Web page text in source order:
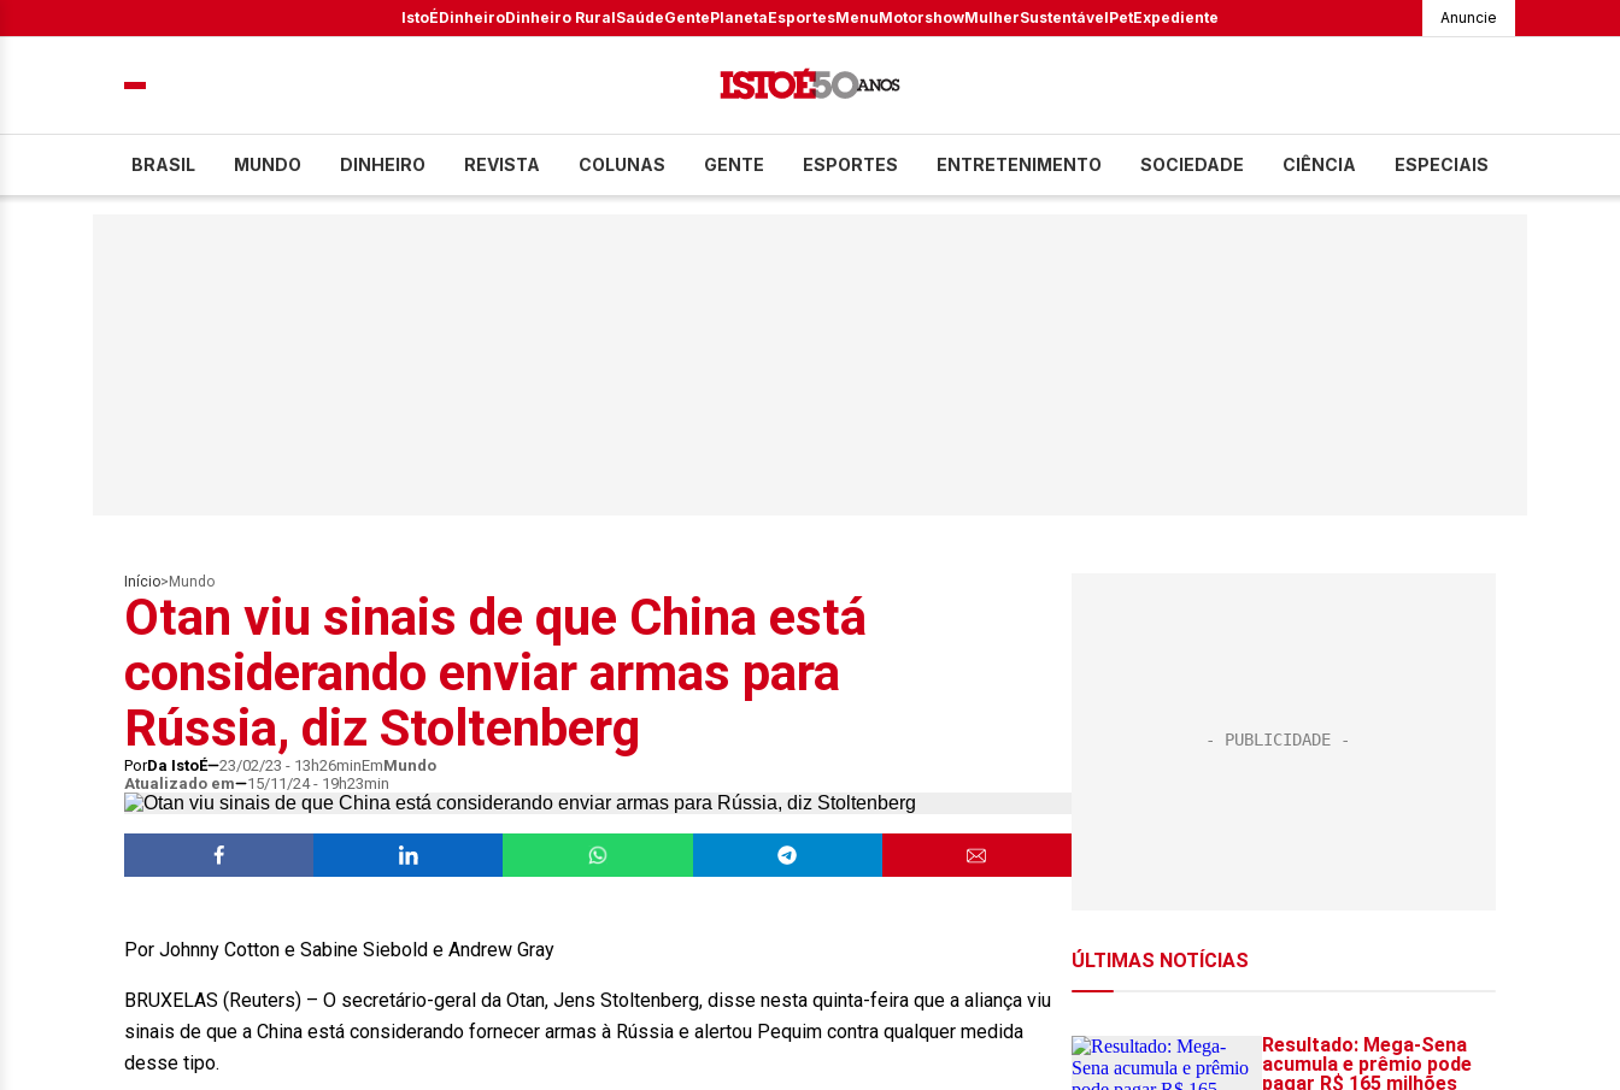
IstoÉDinheiroDinheiro RuralSaúdeGentePlanetaEsportesMenuMotorshowMulherSustentávelPetExpediente Anuncie
BRASIL MUNDO DINHEIRO REVISTA COLUNAS GENTE ESPORTES ENTRETENIMENTO SOCIEDADE CIÊNCIA ESPECIAIS
Início> Mundo
Otan viu sinais de que China está
considerando enviar armas para
Rússia, diz Stoltenberg
PorDa IstoÉ 23/02/23 - 13h26minEmMundo
Atualizado em
15/11/24 - 19h23min
Por Johnny Cotton e Sabine Siebold e Andrew Gray
BRUXELAS (Reuters) – O secretário-geral da Otan, Jens Stoltenberg, disse nesta quinta-feira que a aliança viu
sinais de que a China está considerando fornecer armas à Rússia e alertou Pequim contra qualquer medida
desse tipo.